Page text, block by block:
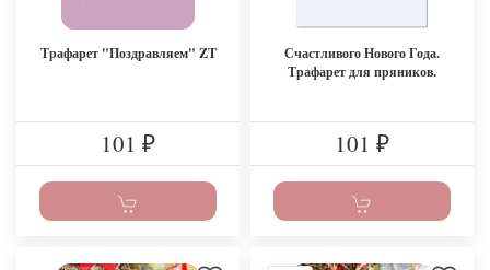
Трафарет "Поздравляем" ZT
101 ₽
Счастливого Нового Года.
Трафарет для пряников.
101 ₽